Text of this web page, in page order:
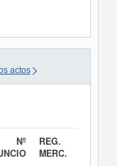
actos
Nº
REG.
MERC.